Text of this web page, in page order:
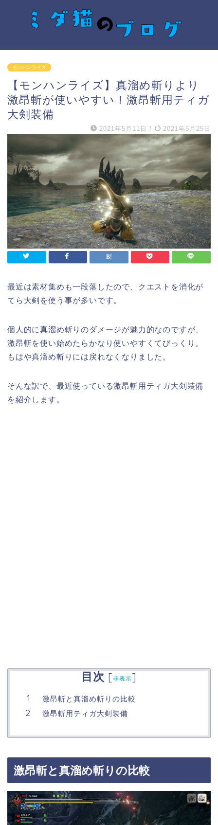
モンハンライズ
【モンハンライズ】真溜め斬りより
激昂斬が使いやすい！激昂斬用ティガ
大剣装備
2021年5月11日 / 2021年5月25日
最近は素材集めも一段落したので、クエストを消化が
てら大剣を使う事が多いです。
個人的に真溜め斬りのダメージが魅力的なのですが、
激昂斬を使い始めたらかなり使いやすくてびっくり。
もはや真溜め斬りには戻れなくなりました。
そんな訳で、最近使っている激昂斬用ティガ大剣装備
を紹介します。
目次 [非表示]
激昂斬と真溜め斬りの比較
激昂斬用ティガ大剣装備
激昂斬と真溜め斬りの比較